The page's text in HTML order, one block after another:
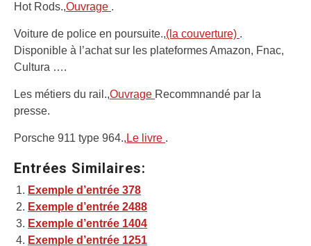
Hot Rods.,Ouvrage .
Voiture de police en poursuite.,(la couverture) .
Disponible à l’achat sur les plateformes Amazon, Fnac,
Cultura ….
Les métiers du rail.,Ouvrage Recommnandé par la
presse.
Porsche 911 type 964., Le livre .
Entrées Similaires:
Exemple d’entrée 378
Exemple d’entrée 2488
Exemple d’entrée 1404
Exemple d’entrée 1251